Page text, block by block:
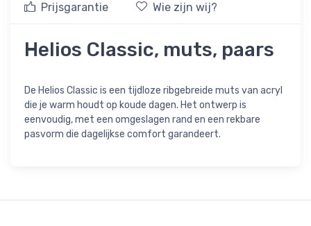
Prijsgarantie Wie zijn wij?
Helios Classic, muts, paars
De Helios Classic is een tijdloze ribgebreide muts van acryl
die je warm houdt op koude dagen. Het ontwerp is
eenvoudig, met een omgeslagen rand en een rekbare
pasvorm die dagelijkse comfort garandeert.